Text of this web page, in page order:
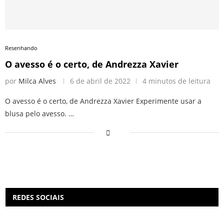
Resenhando
O avesso é o certo, de Andrezza Xavier
por Milca Alves 6 de abril de 2022 4 minutos de leitura
O avesso é o certo, de Andrezza Xavier Experimente usar a
blusa pelo avesso. …
REDES SOCIAIS